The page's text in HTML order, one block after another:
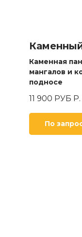
Каменная
мангалов и
подносе
11 900 РУБ Р.
По